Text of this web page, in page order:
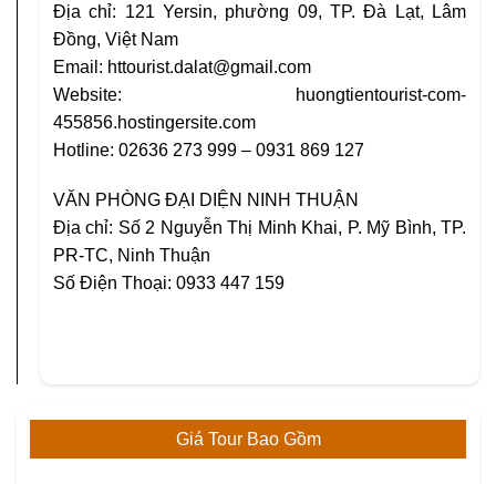
Địa chỉ: 121 Yersin, phường 09, TP. Đà Lạt, Lâm
Đồng, Việt Nam
Email: httourist.dalat@gmail.com
Website:
huongtientourist-com-
455856.hostingersite.com
Hotline: 02636 273 999 – 0931 869 127
VĂN PHÒNG ĐẠI DIỆN NINH THUẬN
Địa chỉ: Số 2 Nguyễn Thị Minh Khai, P. Mỹ Bình, TP.
PR-TC, Ninh Thuận
Số Điện Thoại: 0933 447 159
Giá Tour Bao Gồm